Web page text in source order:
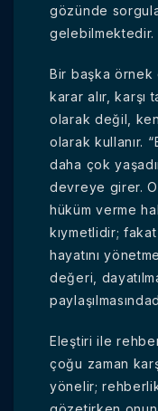
gözünde
gelebilmektedir.
Bir başka
karar alır, karşı
olarak değil,
olarak kullanır.
daha çok
devreye girer.
hüküm verme
kıymetlidir; fakat
hayatını
değeri,
Eleştiri ile
çoğu zaman
yönelir;